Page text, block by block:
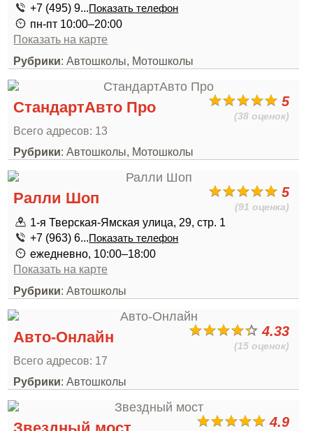
+7 (495) 9...Показать телефон
пн-пт 10:00–20:00
Показать на карте
Рубрики: Автошколы, Мотошколы
5
(38 оценок)
СтандартАвто Про
Всего адресов: 13
Рубрики: Автошколы, Мотошколы
5
(91 оценка)
Ралли Шоп
1-я Тверская-Ямская улица, 29, стр. 1
+7 (963) 6...Показать телефон
ежедневно, 10:00–18:00
Показать на карте
Рубрики: Автошколы
4.33
(15 оценок)
Авто-Онлайн
Всего адресов: 17
Рубрики: Автошколы
4.9